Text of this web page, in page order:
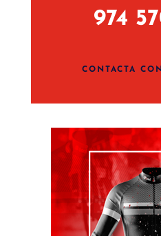
974
CONTACTA